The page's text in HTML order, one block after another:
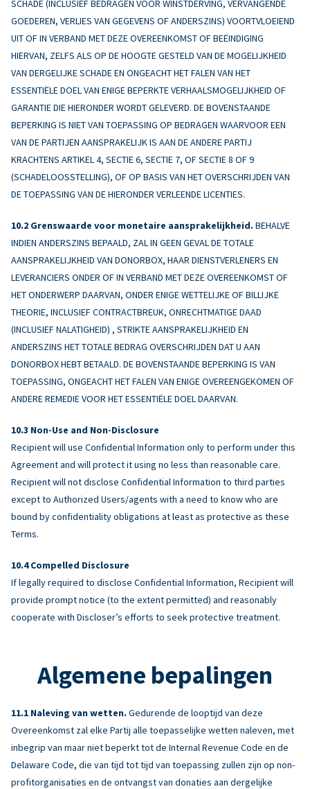
SCHADE (INCLUSIEF BEDRAGEN VOOR WINSTDERVING, VERVANGENDE
GOEDEREN, VERLIES VAN GEGEVENS OF ANDERSZINS) VOORTVLOEIEND
UIT OF IN VERBAND MET DEZE OVEREENKOMST OF BEËINDIGING
HIERVAN, ZELFS ALS OP DE HOOGTE GESTELD VAN DE MOGELIJKHEID
VAN DERGELIJKE SCHADE EN ONGEACHT HET FALEN VAN HET
ESSENTIËLE DOEL VAN ENIGE BEPERKTE VERHAALSMOGELIJKHEID OF
GARANTIE DIE HIERONDER WORDT GELEVERD. DE BOVENSTAANDE
BEPERKING IS NIET VAN TOEPASSING OP BEDRAGEN WAARVOOR EEN
VAN DE PARTIJEN AANSPRAKELIJK IS AAN DE ANDERE PARTIJ
KRACHTENS ARTIKEL 4, SECTIE 6, SECTIE 7, OF SECTIE 8 OF 9
(SCHADELOOSSTELLING), OF OP BASIS VAN HET OVERSCHRIJDEN VAN
DE TOEPASSING VAN DE HIERONDER VERLEENDE LICENTIES.
Grenswaarde voor monetaire aansprakelijkheid. BEHALVE
INDIEN ANDERSZINS BEPAALD, ZAL IN GEEN GEVAL DE TOTALE
AANSPRAKELIJKHEID VAN DONORBOX, HAAR DIENSTVERLENERS EN
LEVERANCIERS ONDER OF IN VERBAND MET DEZE OVEREENKOMST OF
HET ONDERWERP DAARVAN, ONDER ENIGE WETTELIJKE OF BILLIJKE
THEORIE, INCLUSIEF CONTRACTBREUK, ONRECHTMATIGE DAAD
(INCLUSIEF NALATIGHEID) , STRIKTE AANSPRAKELIJKHEID EN
ANDERSZINS HET TOTALE BEDRAG OVERSCHRIJDEN DAT U AAN
DONORBOX HEBT BETAALD. DE BOVENSTAANDE BEPERKING IS VAN
TOEPASSING, ONGEACHT HET FALEN VAN ENIGE OVEREENGEKOMEN OF
ANDERE REMEDIE VOOR HET ESSENTIËLE DOEL DAARVAN.
Non-Use and Non-Disclosure
Recipient will use Confidential Information only to perform under this
Agreement and will protect it using no less than reasonable care.
Recipient will not disclose Confidential Information to third parties
except to Authorized Users/agents with a need to know who are
bound by confidentiality obligations at least as protective as these
Terms.
Compelled Disclosure
If legally required to disclose Confidential Information, Recipient will
provide prompt notice (to the extent permitted) and reasonably
cooperate with Discloser’s efforts to seek protective treatment.
Algemene bepalingen
Naleving van wetten. Gedurende de looptijd van deze
Overeenkomst zal elke Partij alle toepasselijke wetten naleven, met
inbegrip van maar niet beperkt tot de Internal Revenue Code en de
Delaware Code, die van tijd tot tijd van toepassing zullen zijn op non-
profitorganisaties en de ontvangst van donaties aan dergelijke